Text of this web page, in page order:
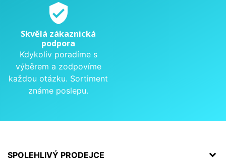
verified_user
Skvělá zákaznická
podpora
Kdykoliv poradíme s
výběrem a zodpovíme
každou otázku. Sortiment
známe poslepu.
SPOLEHLIVÝ PRODEJCE